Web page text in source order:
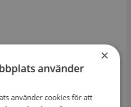
61,9%
×
använder
använder cookies för att